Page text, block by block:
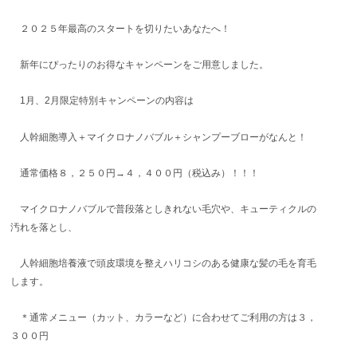
２０２５年最高のスタートを切りたいあなたへ！
新年にぴったりのお得なキャンペーンをご用意しました。
1月、2月限定特別キャンペーンの内容は
人幹細胞導入＋マイクロナノバブル＋シャンプーブローがなんと！
通常価格８，２５０円→４，４００円（税込み）！！！
マイクロナノバブルで普段落としきれない毛穴や、キューティクルの
汚れを落とし、
人幹細胞培養液で頭皮環境を整えハリコシのある健康な髪の毛を育毛
します。
＊通常メニュー（カット、カラーなど）に合わせてご利用の方は３，
３００円